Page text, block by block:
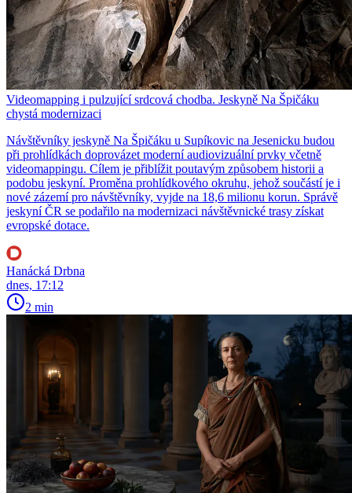
Videomapping i pulzující srdcová chodba. Jeskyně Na Špičáku
chystá modernizaci
Návštěvníky jeskyně Na Špičáku u Supíkovic na Jesenicku budou
při prohlídkách doprovázet moderní audiovizuální prvky včetně
videomappingu. Cílem je přiblížit poutavým způsobem historii a
podobu jeskyní. Proměna prohlídkového okruhu, jehož součástí je i
nové zázemí pro návštěvníky, vyjde na 18,6 milionu korun. Správě
jeskyní ČR se podařilo na modernizaci návštěvnické trasy získat
evropské dotace.
Hanácká Drbna
dnes, 17:12
2 min